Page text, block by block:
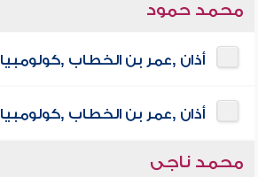
محمد حمود
أذان ,عمر بن الخطاب ,كولومبيا
أذان ,عمر بن الخطاب ,كولومبيا
محمد ناجى